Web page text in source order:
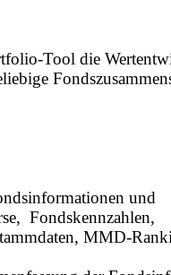
Tool die
und
Fondskennzahlen,
MMD-